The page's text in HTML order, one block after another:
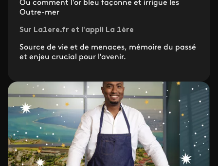
Ou comment l'or bleu façonne et irrigue les
Outre-mer
Sur La1ere.fr et l'appli La 1ère
Source de vie et de menaces, mémoire du passé
et enjeu crucial pour l'avenir.